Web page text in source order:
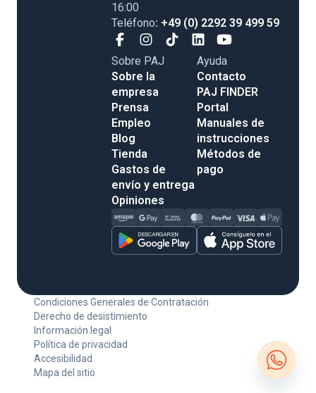
16:00
Teléfono: +49 (0) 2292 39 499 59
Sobre PAJ
Sobre la
empresa
Prensa
Empleo
Blog
Tienda
Gastos de
envío y entrega
Opiniones
Ayuda
Contacto
PAJ FINDER
Portal
Manuales de
instrucciones
Métodos de
pago
Condiciones Generales de Contratación
Derecho de desistimiento
Información legal
Política de privacidad
Accesibilidad
Mapa del sitio